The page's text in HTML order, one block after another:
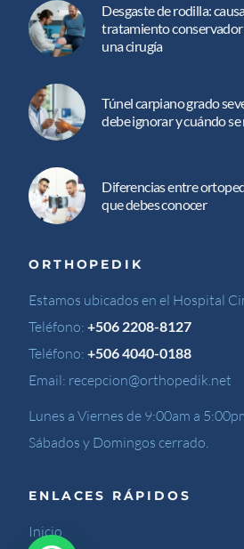
Desgaste de rodilla:
tratamiento
una cirugía
Túnel carpiano grado
debe ignorar y cuándo
Diferencias entre
que debes conocer
ORTHOPEDIK
Estamos ubicados en el Hospital
Teléfono:+506 2208-8127
Teléfono:+506 4040-0188
Email: recepcion@orthopedik.net
Lunes a Viernes de 9:00am a
Sábados y Domingos cerrado.
ENLACES RÁPIDOS
Inicio